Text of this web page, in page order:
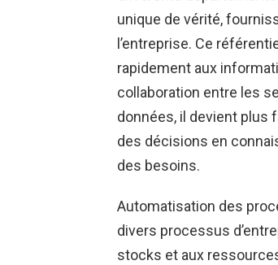
unique de vérité,
l’entreprise. Ce
rapidement aux
collaboration entre les
données, il devient plus
des décisions en
des besoins.
Automatisation des
divers processus
stocks et aux